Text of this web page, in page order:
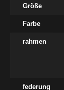
Größe
Farbe
rahmen
federung